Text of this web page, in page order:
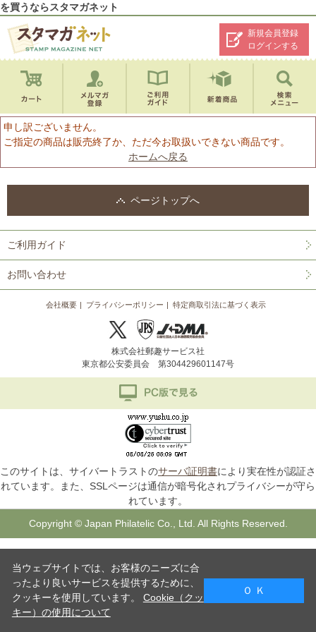
を買うならスタマガネット
新規会員登録
ログインする
申し訳ございません。
ご指定の商品は販売終了か、ただ今お取扱いできない商品です。
ホームへ戻る
ページトップへ
ご利用ガイド
お問い合わせ
会社概要 プライバシーポリシー 特定商取引法に基づく表示
株式会社郵趣サービス社
東京都公安委員会 第304429601147号
このサイトは、サイバートラストのサーバ証明書により実在性が認証さ
れています。また、SSLページは通信が暗号化されプライバシーが守ら
れています。
Copyright © Japan Philatelic Co., Ltd. All Rights Reserved.
当ウェブサイトでは、お客様のニーズに合
ったより良いサービスを提供するために、
クッキーを使用しています。 Cookie（クッ
キー）の使用について
Ｏ Ｋ